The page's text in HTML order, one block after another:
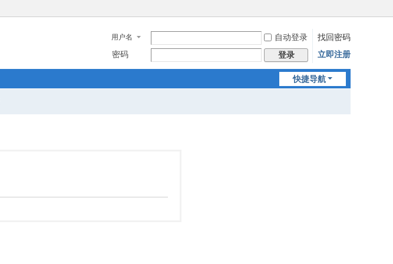
用户名 自动登录
找回密码
密码
登录 立即注册
快捷导航